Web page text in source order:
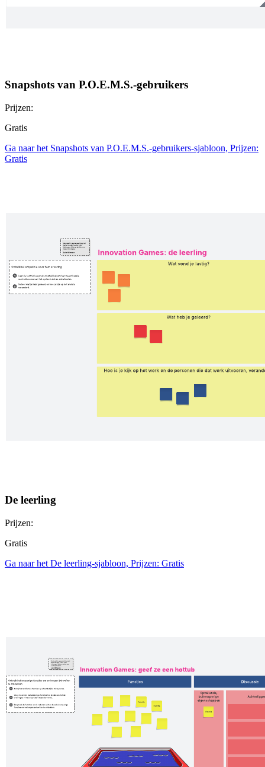
Snapshots van P.O.E.M.S.-gebruikers
Prijzen:
Gratis
Ga naar het Snapshots van P.O.E.M.S.-gebruikers-sjabloon, Prijzen:
Gratis
De leerling
Prijzen:
Gratis
Ga naar het De leerling-sjabloon, Prijzen: Gratis